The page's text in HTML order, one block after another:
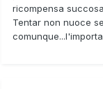
ricompensa
Tentar non nuoce